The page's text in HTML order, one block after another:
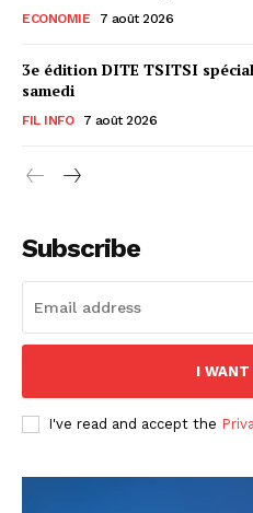
ECONOMIE 7 août 2026
3e édition DITE TSITSI
samedi
FIL INFO 7 août 2026
Subscribe
I WANT
I've read and accept the